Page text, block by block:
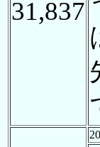
31,837